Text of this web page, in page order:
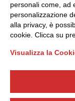
Privacy
Seguici
personali come, ad
personalizzazione
alla privacy, è
cookie. Clicca su
Visualizza la